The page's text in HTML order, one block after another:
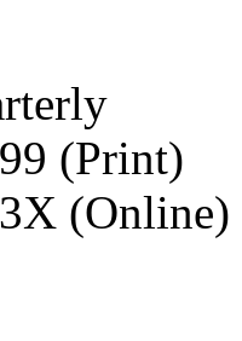
(Print)
(Online)